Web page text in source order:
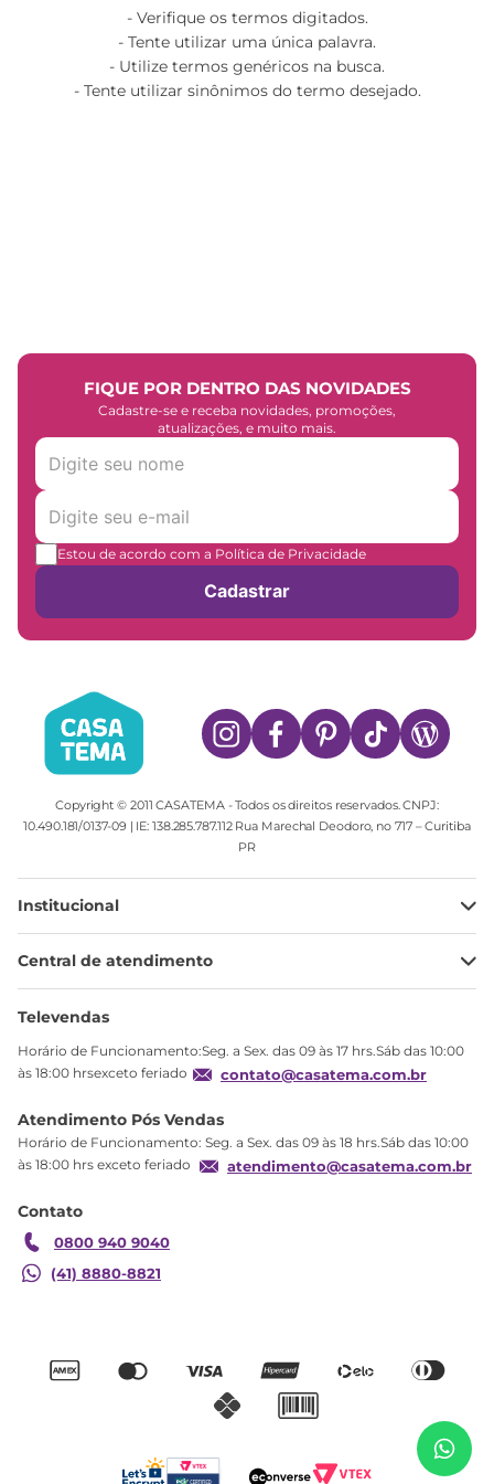
Verifique os termos digitados.
Tente utilizar uma única palavra.
Utilize termos genéricos na busca.
Tente utilizar sinônimos do termo desejado.
FIQUE POR DENTRO DAS NOVIDADES
Cadastre-se e receba novidades, promoções,
atualizações, e muito mais.
Estou de acordo com a Política de Privacidade
Cadastrar
Copyright © 2011 CASATEMA - Todos os direitos reservados. CNPJ:
10.490.181/0137-09 | IE: 138.285.787.112 Rua Marechal Deodoro, no 717 – Curitiba
PR
Institucional
Minha Conta
Meus pedidos
Troca
Garantia
Central de atendimento
Ajuda
Televendas
Horário de Funcionamento:Seg. a Sex. das 09 às 17 hrs.Sáb das 10:00
às 18:00 hrsexceto feriado
contato@casatema.com.br
Atendimento Pós Vendas
Horário de Funcionamento: Seg. a Sex. das 09 às 18 hrs.Sáb das 10:00
às 18:00 hrs exceto feriado
atendimento@casatema.com.br
Contato
0800 940 9040
(41) 8880-8821